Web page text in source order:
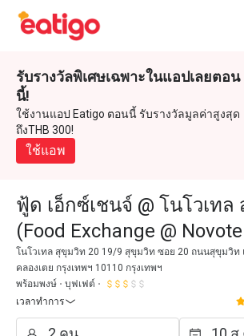
รับรางวัลพิเศษเฉพาะในแอปเลยตอน
นี้!
ใช้งานแอป Eatigo ตอนนี้ รับรางวัลมูลค่าสูงสุด
ถึงTHB 300!
ใช้แอพ
ฟู้ด เอ็กซ์เชนจ์ @ โนโวเทล
(Food Exchange @
Sukhumvit 20)
โนโวเทล สุขุมวิท 20 19/9 สุขุมวิท ซอย 20 ถนนสุขุมวิท
คลองเตย กรุงเทพฯ 10110 กรุงเทพฯ
พร้อมพงษ์
บุฟเฟต์
เวลาทำการ